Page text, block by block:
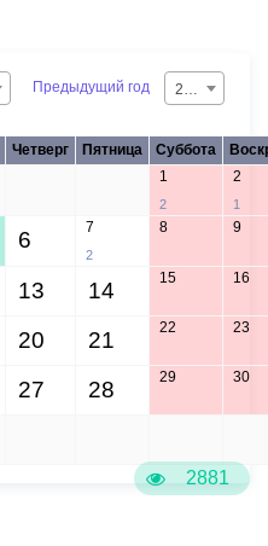
2881
Предыдущий год 2026
Четверг Пятница Суббота
1
2
2
1
6 7
2
8 9
13 14 15 16
20 21 22 23
27 28 29 30